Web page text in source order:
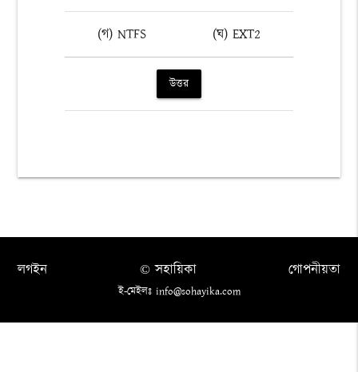
(গ) NTFS (ঘ) EXT2
উত্তর
লগইন গোপনীয়তা
© সহায়িকা
ই-মেইলঃ info@sohayika.com